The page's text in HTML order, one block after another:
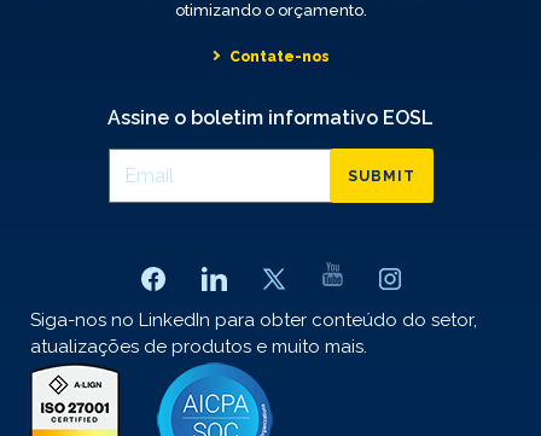
otimizando o orçamento.
Contate-nos
Assine o boletim informativo EOSL
SUBMIT
Siga-nos no LinkedIn para obter conteúdo do setor,
atualizações de produtos e muito mais.